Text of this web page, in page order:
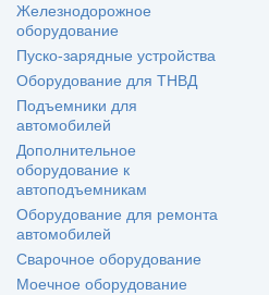
Железнодорожное
оборудование
Пуско-зарядные устройства
Оборудование для ТНВД
Подъемники для
автомобилей
Дополнительное
оборудование к
автоподъемникам
Оборудование для ремонта
автомобилей
Сварочное оборудование
Моечное оборудование